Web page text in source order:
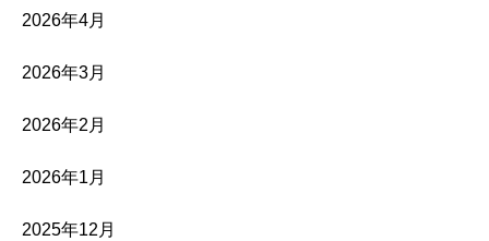
2026年4月
2026年3月
2026年2月
2026年1月
2025年12月